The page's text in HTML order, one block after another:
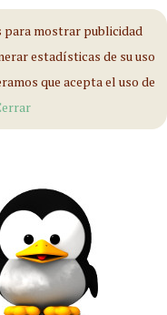
para mostrar publicidad
estadísticas de su uso
que acepta el uso de